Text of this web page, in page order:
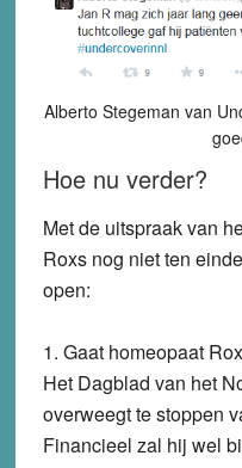
Alberto Stegeman van
Hoe nu verder?
Met de uitspraak van
Roxs nog niet ten
open:
1. Gaat homeopaat
Het Dagblad van het
overweegt te stoppen
Financieel zal hij wel